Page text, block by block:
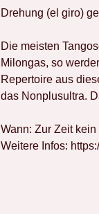
Drehung (el giro)
Die meisten
Milongas, so
Repertoire aus
das Nonplusultra.
Wann: Zur Zeit
Weitere Infos: